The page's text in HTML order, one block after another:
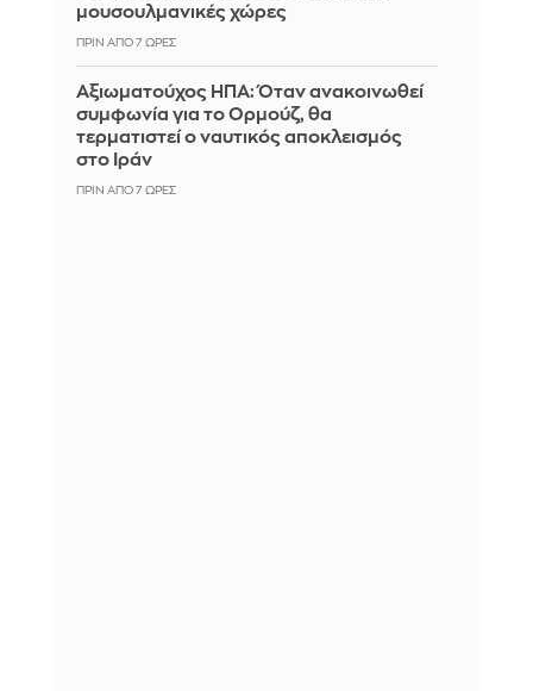
μουσουλμανικές χώρες
ΠΡΙΝ ΑΠΌ 7 ΏΡΕΣ
Αξιωματούχος ΗΠΑ: Όταν ανακοινωθεί
συμφωνία για το Ορμούζ, θα
τερματιστεί ο ναυτικός αποκλεισμός
στο Ιράν
ΠΡΙΝ ΑΠΌ 7 ΏΡΕΣ